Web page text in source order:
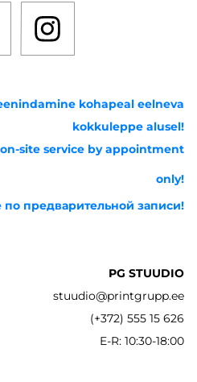
kohapeal eelneva
kokkuleppe alusel!
site service by appointment
only!
предварительной записи!
PG STUUDIO
stuudio@printgrupp.ee
(+372) 555 15 626
E-R: 10:30-18:00